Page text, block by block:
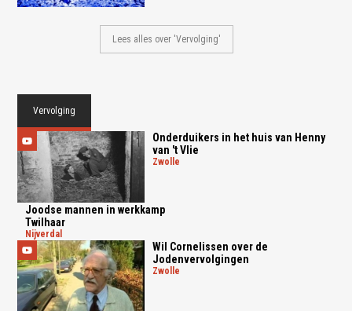
Lees alles over 'Vervolging'
Vervolging
Onderduikers in het huis van Henny
van 't Vlie
zwolle
Joodse mannen in werkkamp
Twilhaar
nijverdal
Wil Cornelissen over de
Jodenvervolgingen
zwolle